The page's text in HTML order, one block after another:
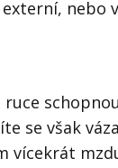
nebo
se však
vícekrát